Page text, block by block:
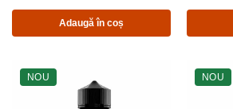
Adaugă în coș
NOU NOU